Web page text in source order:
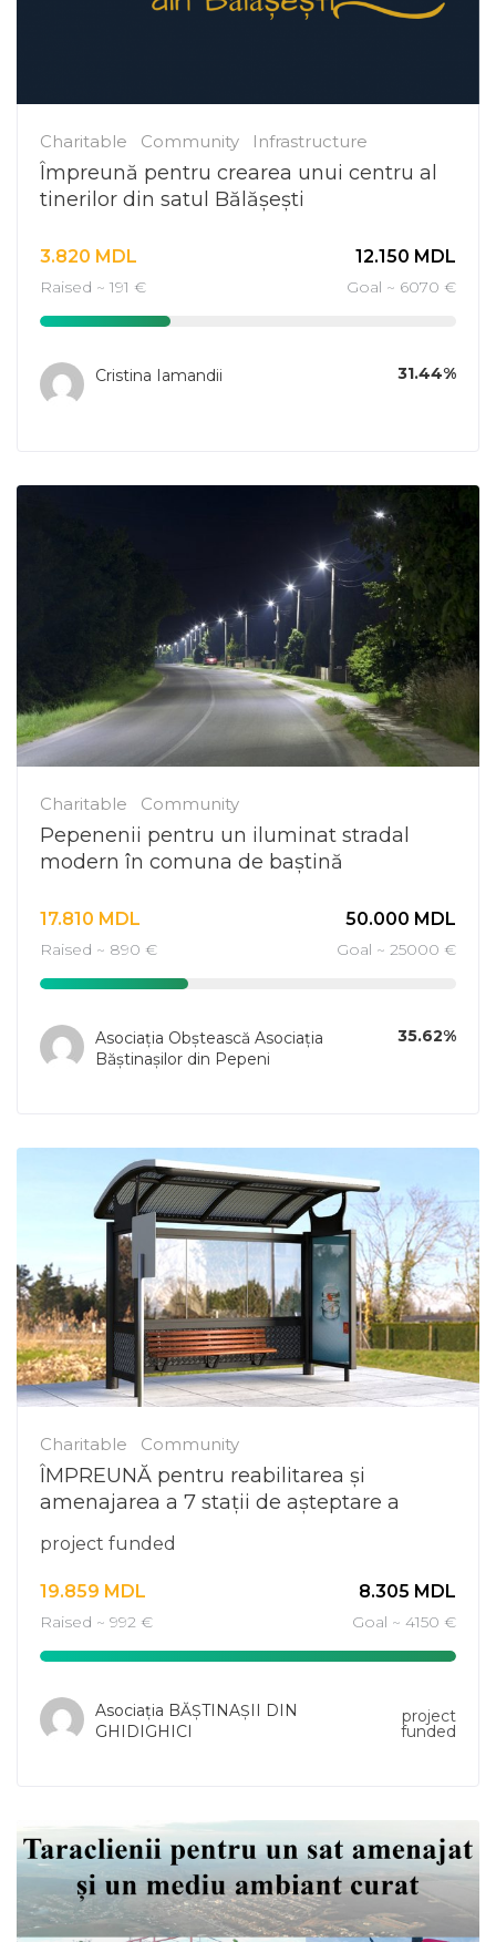
Charitable Community Infrastructure
Împreună pentru crearea unui centru al
tinerilor din satul Bălășești
3.820 MDL
Raised ~ 191 €
12.150 MDL
Goal ~ 6070 €
Cristina Iamandii 31.44%
Charitable Community
Pepenenii pentru un iluminat stradal
modern în comuna de baștină
17.810 MDL
Raised ~ 890 €
50.000 MDL
Goal ~ 25000 €
Asociația Obștească Asociația
Băștinașilor din Pepeni
35.62%
Charitable Community
ÎMPREUNĂ pentru reabilitarea și
amenajarea a 7 stații de așteptare a
transportului public din satul Ghidighici.
project funded
19.859 MDL
Raised ~ 992 €
8.305 MDL
Goal ~ 4150 €
Asociația BĂȘTINAȘII DIN
GHIDIGHICI
project
funded